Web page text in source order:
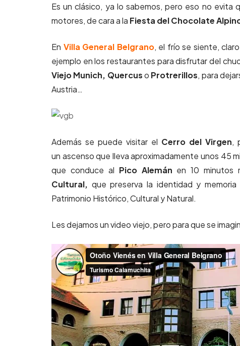
Es un clásico, ya lo sabemos, pero eso no evita
motores, de cara a la Fiesta del Chocolate
En Villa General Belgrano, el frío se siente,
ejemplo en los restaurantes para disfrutar del
Viejo Munich, Quercuso Protrerillos, para
Austria…
Además se puede visitar el Cerro del Virgen,
un ascenso que lleva aproximadamente unos 45
que conduce al Pico Alemán en 10 minutos
Cultural, que preserva la identidad y
Patrimonio Histórico, Cultural y Natural.
Les dejamos un video viejo, pero para que se